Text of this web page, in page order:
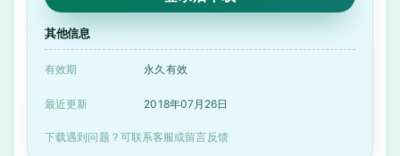
其他信息
有效期 永久有效
最近更新 2018年07月26日
下载遇到问题？可联系客服或留言反馈